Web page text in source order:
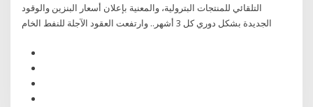
التلقائي للمنتجات البترولية، والمعنية بإعلان أسعار البنزين والوقود
الجديدة بشكل دوري كل 3 أشهر.. وارتفعت العقود الآجلة للنفط الخام